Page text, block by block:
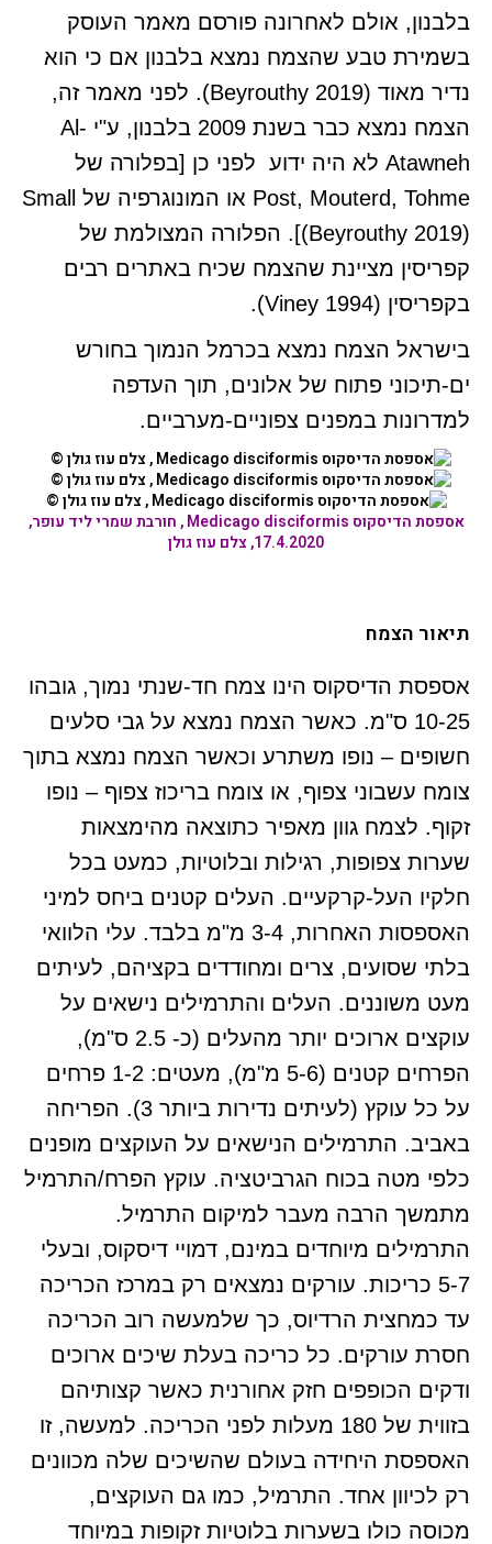
בלבנון, אולם לאחרונה פורסם מאמר העוסק
בשמירת טבע שהצמח נמצא בלבנון אם כי הוא
נדיר מאוד (Beyrouthy 2019). לפני מאמר זה,
הצמח נמצא כבר בשנת 2009 בלבנון, ע"י Al-
Atawneh לא היה ידוע לפני כן [בפלורה של
Post, Mouterd, Tohme או המונוגרפיה של Small
(Beyrouthy 2019)]. הפלורה המצולמת של
קפריסין מציינת שהצמח שכיח באתרים רבים
בקפריסין (Viney 1994).
בישראל הצמח נמצא בכרמל הנמוך בחורש
ים-תיכוני פתוח של אלונים, תוך העדפה
למדרונות במפנים צפוניים-מערביים.
אספסת הדיסקוס Medicago disciformis
, חורבת שמרי ליד עופר,
17.4.2020, צלם עוז גולן
תיאור הצמח
אספסת הדיסקוס הינו צמח חד-שנתי נמוך, גובהו
10-25 ס"מ. כאשר הצמח נמצא על גבי סלעים
חשופים – נופו משתרע וכאשר הצמח נמצא בתוך
צומח עשבוני צפוף, או צומח בריכוז צפוף – נופו
זקוף. לצמח גוון מאפיר כתוצאה מהימצאות
שערות צפופות, רגילות ובלוטיות, כמעט בכל
חלקיו העל-קרקעיים. העלים קטנים ביחס למיני
האספסות האחרות, 3-4 מ"מ בלבד. עלי הלוואי
בלתי שסועים, צרים ומחודדים בקציהם, לעיתים
מעט משוננים. העלים והתרמילים נישאים על
עוקצים ארוכים יותר מהעלים (כ- 2.5 ס"מ),
הפרחים קטנים (5-6 מ"מ), מעטים: 1-2 פרחים
על כל עוקץ (לעיתים נדירות ביותר 3). הפריחה
באביב. התרמילים הנישאים על העוקצים מופנים
כלפי מטה בכוח הגרביטציה. עוקץ הפרח/התרמיל
מתמשך הרבה מעבר למיקום התרמיל.
התרמילים מיוחדים במינם, דמויי דיסקוס, ובעלי
5-7 כריכות. עורקים נמצאים רק במרכז הכריכה
עד כמחצית הרדיוס, כך שלמעשה רוב הכריכה
חסרת עורקים. כל כריכה בעלת שיכים ארוכים
ודקים הכופפים חזק אחורנית כאשר קצותיהם
בזווית של 180 מעלות לפני הכריכה. למעשה, זו
האספסת היחידה בעולם שהשיכים שלה מכוונים
רק לכיוון אחד. התרמיל, כמו גם העוקצים,
מכוסה כולו בשערות בלוטיות זקופות במיוחד